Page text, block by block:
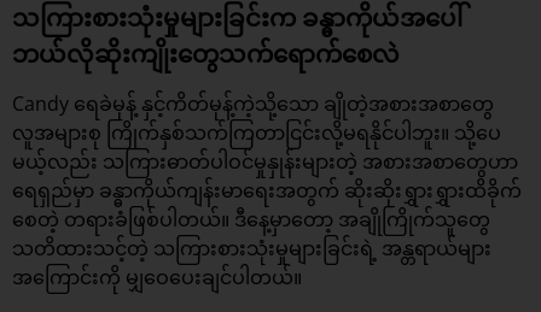
သကြားစားသုံးမှုများခြင်းက ခန္ဓာကိုယ်အပေါ်
ဘယ်လိုဆိုးကျိုးတွေသက်ရောက်စေလဲ
Candy ရေခဲမုန့် နှင့်ကိတ်မုန့်ကဲ့သို့သော ချိုတဲ့အစားအစာတွေ
လူအများစု ကြိုက်နှစ်သက်ကြတာငြင်းလို့မရနိုင်ပါဘူး။ သို့ပေ
မယ့်လည်း သကြားဓာတ်ပါဝင်မှုနှုန်းများတဲ့ အစားအစာတွေဟာ
ရေရှည်မှာ ခန္ဓာကိုယ်ကျန်းမာရေးအတွက် ဆိုးဆိုးရွှားရွှားထိခိုက်
စေတဲ့ တရားခံဖြစ်ပါတယ်။ ဒီနေ့မှာတော့ အချိုကြိုက်သူတွေ
သတိထားသင့်တဲ့ သကြားစားသုံးမှုများခြင်းရဲ့ အန္တရာယ်များ
အကြောင်းကို မျှဝေပေးချင်ပါတယ်။